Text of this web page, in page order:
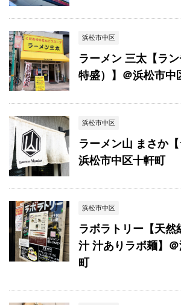
浜松市中区
ラーメン 三太【ラン
特盛）】＠浜松市中
浜松市中区
ラーメン山 まさか
浜松市中区十軒町
浜松市中区
ラボラトリー【天然
汁 汁ありラボ麺】
町